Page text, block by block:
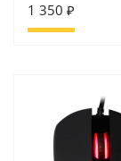
1 350 ₽